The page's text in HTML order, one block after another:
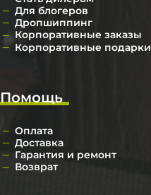
Для блогеров
Дропшиппинг
Корпоративные заказы
Корпоративные подарки
Помощь
Оплата
Доставка
Гарантия и ремонт
Возврат